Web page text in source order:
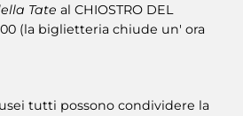
Tate al CHIOSTRO DEL
(la biglietteria chiude un' ora
tutti possono condividere la